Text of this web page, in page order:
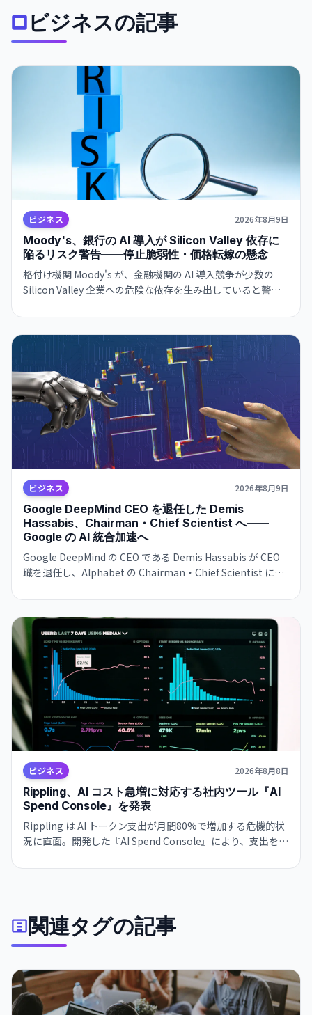
ビジネスの記事
ビジネス 2026年8月9日
Moody's、銀行の AI 導入が Silicon Valley 依存に
陥るリスク警告——停止脆弱性・価格転嫁の懸念
格付け機関 Moody's が、金融機関の AI 導入競争が少数の
Silicon Valley 企業への危険な依存を生み出していると警
造が形成されつつあり、金融システムのリスク要因になり得
ると指摘した。
ビジネス 2026年8月9日
Google DeepMind CEO を退任した Demis
Hassabis、Chairman・Chief Scientist へ——
Google の AI 統合加速へ
Google DeepMind の CEO である Demis Hassabis が CEO
職を退任し、Alphabet の Chairman・Chief Scientist に転
Google の AI 戦略が実務と長期展望で分離される大きな人事
変更です。
ビジネス 2026年8月8日
Rippling、AI コスト急増に対応する社内ツール『AI
Spend Console』を発表
Rippling は AI トークン支出が月間80%で増加する危機的状
況に直面。開発した『AI Spend Console』により、支出を給
クンで維持した。
関連タグの記事